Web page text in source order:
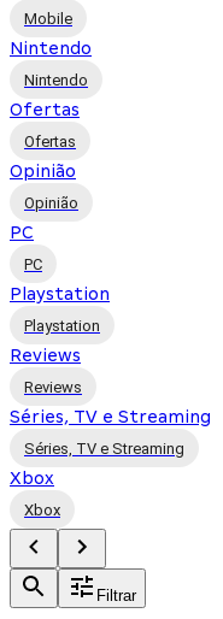
Mobile
Nintendo
Nintendo
Ofertas
Ofertas
Opinião
Opinião
PC
PC
Playstation
Playstation
Reviews
Reviews
Séries, TV e Streaming
Séries, TV e Streaming
Xbox
Xbox
Filtrar